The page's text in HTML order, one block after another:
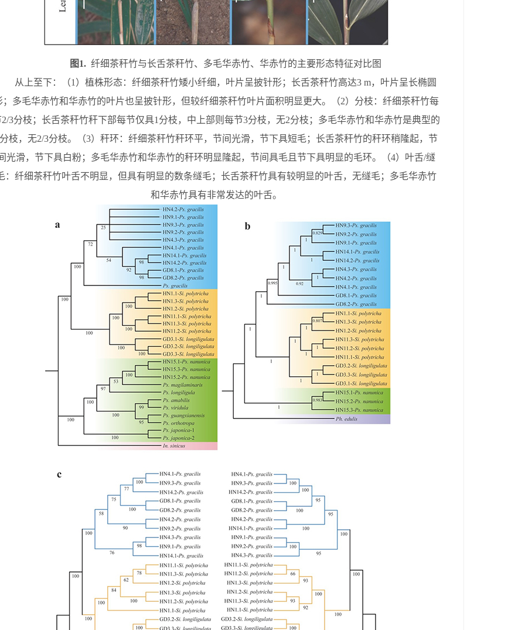
图1. 纤细茶秆竹与长舌茶秆竹、多毛华赤竹、华赤竹的主要形态特征对比图
从上至下：（1 ）植株形态：纤细茶秆竹矮小纤细，叶片呈披针形；长舌茶秆竹高达3 m，叶片呈长椭圆
；多毛华赤竹和华赤竹的叶片也呈披针形，但较纤细茶秆竹叶片面积明显更大。（2）分枝：纤细茶秆竹每
2/3分枝；长舌茶秆竹秆下部每节仅具1 分枝，中上部则每节3分枝，无2分枝；多毛华赤竹和华赤竹是典型的
分枝，无2/3分枝。（3）秆环：纤细茶秆竹秆环平，节间光滑，节下具短毛；长舌茶秆竹的秆环稍隆起，节
光滑，节下具白粉；多毛华赤竹和华赤竹的秆环明显隆起，节间具毛且节下具明显的毛环。（4）叶舌/䍁
：纤细茶秆竹叶舌不明显，但具有明显的数条䍁毛；长舌茶秆竹具有较明显的叶舌，无䍁毛；多毛华赤竹
和华赤竹具有非常发达的叶舌。